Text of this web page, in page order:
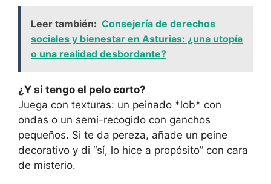
Leer también: Consejería de derechos
sociales y bienestar en Asturias: ¿una utopía
o una realidad desbordante?
¿Y si tengo el pelo corto?
Juega con texturas: un peinado *lob* con
ondas o un semi-recogido con ganchos
pequeños. Si te da pereza, añade un peine
decorativo y di “sí, lo hice a propósito” con cara
de misterio.